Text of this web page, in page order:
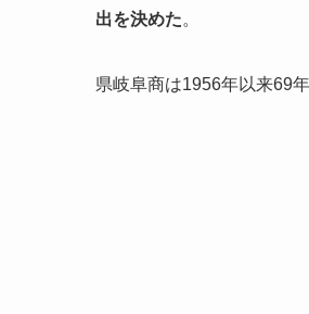
出を決めた。
県岐阜商は1956年以来69